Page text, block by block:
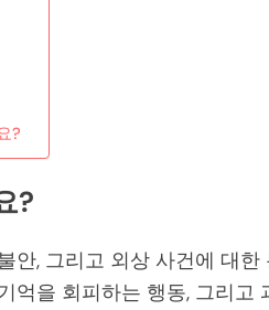
?
?
안, 그리고 외상 사건에 대한
억을 회피하는 행동, 그리고